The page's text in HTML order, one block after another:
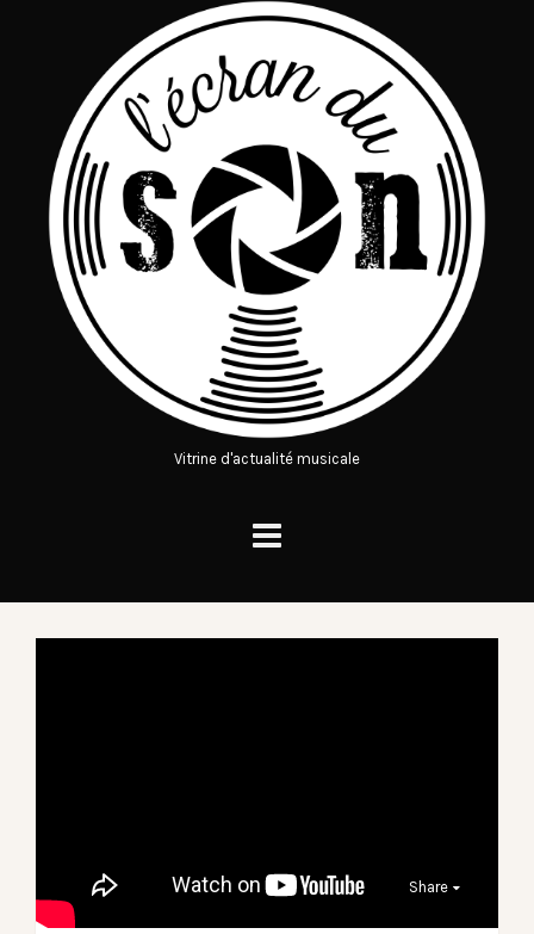
Vitrine d'actualité musicale
Share